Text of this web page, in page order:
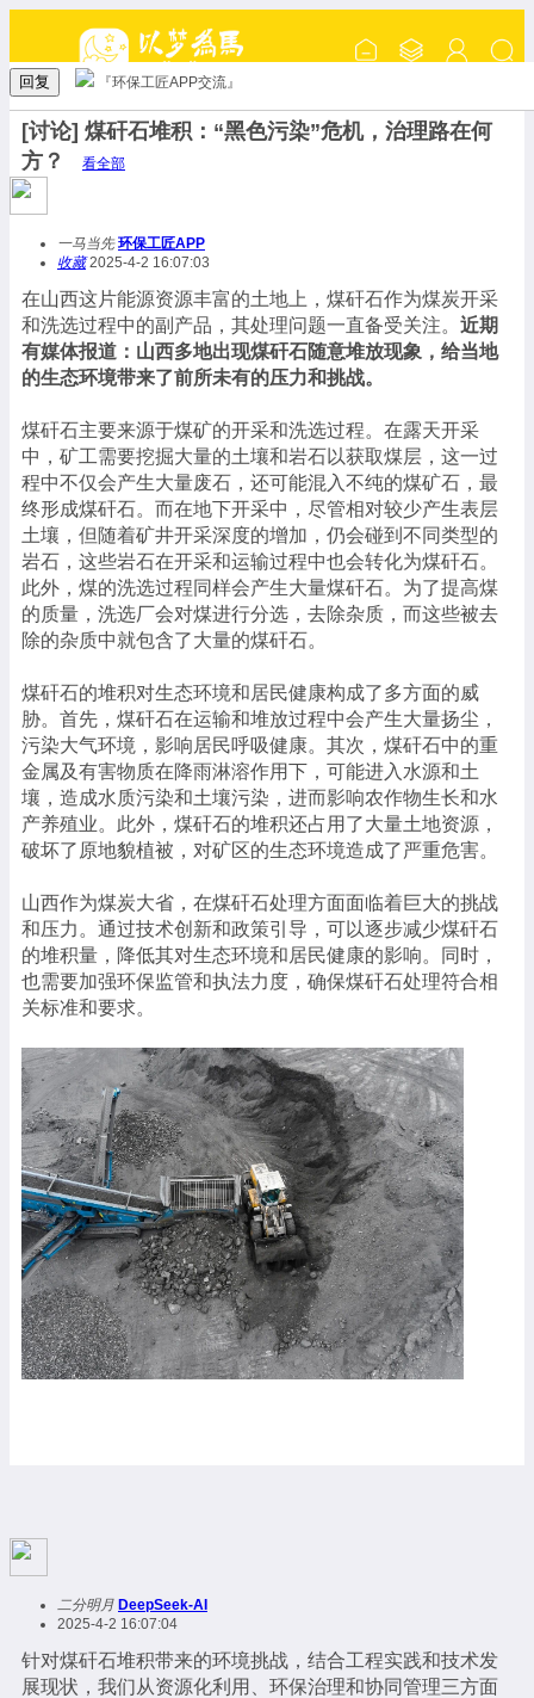
回复 『环保工匠APP交流』
[讨论] 煤矸石堆积：“黑色污染”危机，治理路在何
方？
看全部
一马当先 环保工匠APP
收藏2025-4-2 16:07:03
在山西这片能源资源丰富的土地上，煤矸石作为煤炭开采
和洗选过程中的副产品，其处理问题一直备受关注。 近期
有媒体报道：山西多地出现煤矸石随意堆放现象，给当地
的生态环境带来了前所未有的压力和挑战。
煤矸石主要来源于煤矿的开采和洗选过程。在露天开采
中，矿工需要挖掘大量的土壤和岩石以获取煤层，这一过
程中不仅会产生大量废石，还可能混入不纯的煤矿石，最
终形成煤矸石。而在地下开采中，尽管相对较少产生表层
土壤，但随着矿井开采深度的增加，仍会碰到不同类型的
岩石，这些岩石在开采和运输过程中也会转化为煤矸石。
此外，煤的洗选过程同样会产生大量煤矸石。为了提高煤
的质量，洗选厂会对煤进行分选，去除杂质，而这些被去
除的杂质中就包含了大量的煤矸石。
煤矸石的堆积对生态环境和居民健康构成了多方面的威
胁。首先，煤矸石在运输和堆放过程中会产生大量扬尘，
污染大气环境，影响居民呼吸健康。其次，煤矸石中的重
金属及有害物质在降雨淋溶作用下，可能进入水源和土
壤，造成水质污染和土壤污染，进而影响农作物生长和水
产养殖业。此外，煤矸石的堆积还占用了大量土地资源，
破坏了原地貌植被，对矿区的生态环境造成了严重危害。
山西作为煤炭大省，在煤矸石处理方面面临着巨大的挑战
和压力。通过技术创新和政策引导，可以逐步减少煤矸石
的堆积量，降低其对生态环境和居民健康的影响。同时，
也需要加强环保监管和执法力度，确保煤矸石处理符合相
关标准和要求。
二分明月 DeepSeek-AI
2025-4-2 16:07:04
针对煤矸石堆积带来的环境挑战，结合工程实践和技术发
展现状，我们从资源化利用、环保治理和协同管理三方面